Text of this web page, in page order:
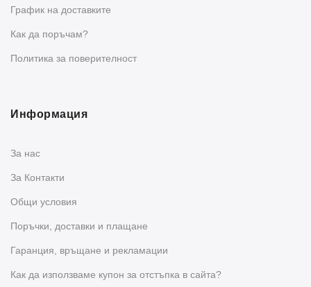
График на доставките
Как да поръчам?
Политика за поверителност
Информация
За нас
За Контакти
Общи условия
Поръчки, доставки и плащане
Гаранция, връщане и рекламации
Как да използваме купон за отстъпка в сайта?